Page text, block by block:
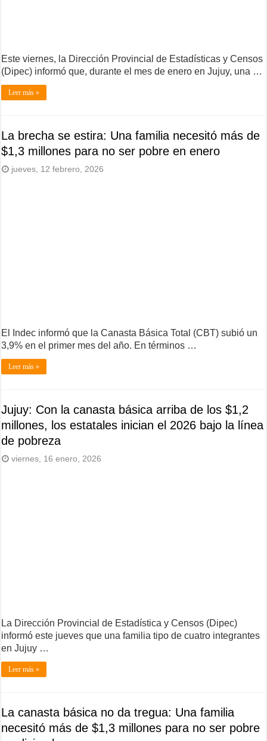
Este viernes, la Dirección Provincial de Estadísticas y Censos
(Dipec) informó que, durante el mes de enero en Jujuy, una …
Leer más »
La brecha se estira: Una familia necesitó más de
$1,3 millones para no ser pobre en enero
jueves, 12 febrero, 2026
El Indec informó que la Canasta Básica Total (CBT) subió un
3,9% en el primer mes del año. En términos …
Leer más »
Jujuy: Con la canasta básica arriba de los $1,2
millones, los estatales inician el 2026 bajo la línea
de pobreza
viernes, 16 enero, 2026
La Dirección Provincial de Estadística y Censos (Dipec)
informó este jueves que una familia tipo de cuatro integrantes
en Jujuy …
Leer más »
La canasta básica no da tregua: Una familia
necesitó más de $1,3 millones para no ser pobre